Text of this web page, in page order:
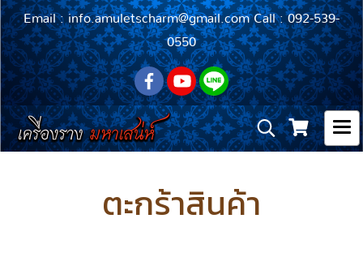
Email : info.amuletscharm@gmail.com Call : 092-539-
0550
ตะกร้าสินค้า